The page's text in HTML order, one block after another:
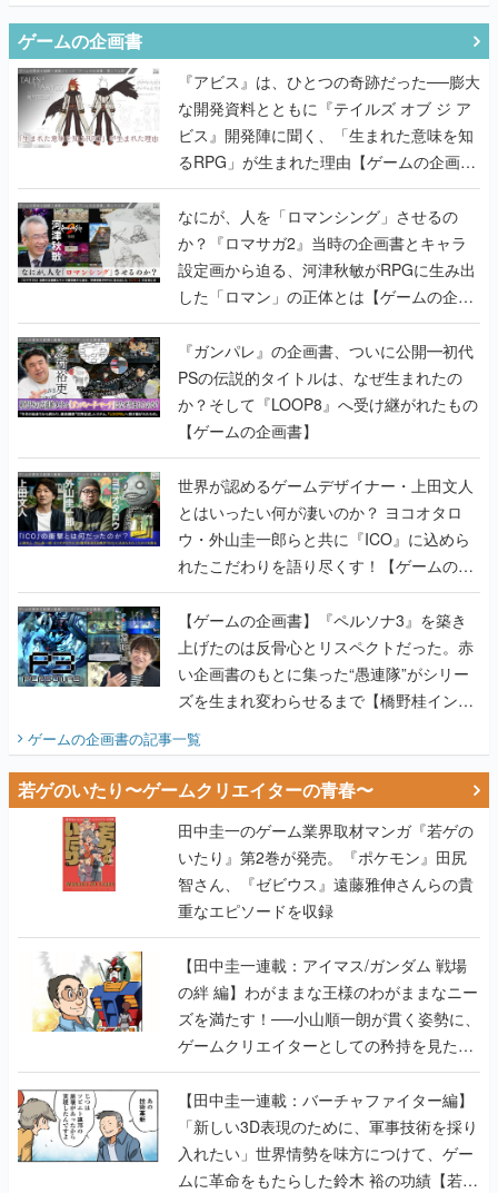
ゲームの企画書
『アビス』は、ひとつの奇跡だった──膨大
な開発資料とともに『テイルズ オブ ジ ア
ビス』開発陣に聞く、「生まれた意味を知
るRPG」が生まれた理由【ゲームの企画
書】
なにが、人を「ロマンシング」させるの
か？『ロマサガ2』当時の企画書とキャラ
設定画から迫る、河津秋敏がRPGに生み出
した「ロマン」の正体とは【ゲームの企画
書】
『ガンパレ』の企画書、ついに公開━初代
PSの伝説的タイトルは、なぜ生まれたの
か？そして『LOOP8』へ受け継がれたもの
【ゲームの企画書】
世界が認めるゲームデザイナー・上田文人
とはいったい何が凄いのか？ ヨコオタロ
ウ・外山圭一郎らと共に『ICO』に込めら
れたこだわりを語り尽くす！【ゲームの企
画書】
【ゲームの企画書】『ペルソナ3』を築き
上げたのは反骨心とリスペクトだった。赤
い企画書のもとに集った“愚連隊”がシリー
ズを生まれ変わらせるまで【橋野桂インタ
ゲームの企画書の記事一覧
若ゲのいたり〜ゲームクリエイターの青春〜
田中圭一のゲーム業界取材マンガ『若ゲの
いたり』第2巻が発売。『ポケモン』田尻
智さん、『ゼビウス』遠藤雅伸さんらの貴
重なエピソードを収録
【田中圭一連載：アイマス/ガンダム 戦場
の絆 編】わがままな王様のわがままなニー
ズを満たす！──小山順一朗が貫く姿勢に、
ゲームクリエイターとしての矜持を見た
【若ゲのいたり最終回】
【田中圭一連載：バーチャファイター編】
「新しい3D表現のために、軍事技術を採り
入れたい」世界情勢を味方につけて、ゲー
ムに革命をもたらした鈴木 裕の功績【若ゲ